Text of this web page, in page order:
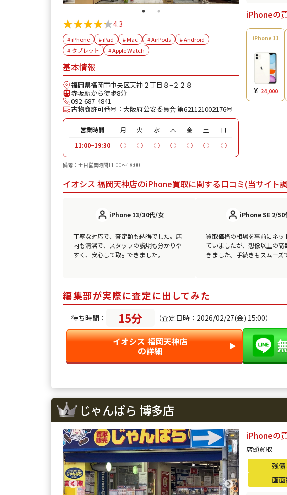
iPhone 11
iPhone 11 Pro
iPhone 11 Pro Max
iPhone XR
iPhone XS
iPhone X
iPhone 8 Plus
iPhone 7 Plus
¥12,100
¥30,100
¥30,600
¥39,600
¥20,600
¥14,100
¥30,100
¥12,100
¥24,000
¥31,000
¥18,000
¥12,000
¥13,000
¥12,000
¥10,000
¥20,000
¥24,000
¥25,000
¥8,000
¥5,000
¥2,000
★★★★★
★★★★★4.3
# iPhone # iPad # Mac # AirPods
# Android
# タブレット
# Apple Watch
基本情報
福岡県福岡市中央区天神２丁目８−２２８
赤坂駅から徒歩8分
092-687-4841
古物商許可番号：大阪府公安委員会 第621121002176号
営業時間 月 火 水 木 金 土
日
11:00~19:30
◯ ◯ ◯ ◯ ◯ ◯ ◯
備考：土日営業時間11:00～18:00
iPhoneの
iPhone 11
¥ 24,000
イオシス 福岡天神店のiPhone買取に関する口コミ(当サイト
iPhone 13/30代/女
丁寧な対応で、査定額も納得でした。店
内も清潔で、スタッフの説明も分かりや
すく、安心して取引できました。
iPhone SE 2/50
買取価格の相場を事前にネッ
ていましたが、想像以上の高
きました。手続きもスムーズ
編集部が実際に査定に出してみた
待ち時間： 15分 （査定日時：2026/02/27(金) 15:00）
イオシス 福岡天神店
の詳細 ▶︎
じゃんぱら 博多店
iPhoneの
店頭買取
残
画